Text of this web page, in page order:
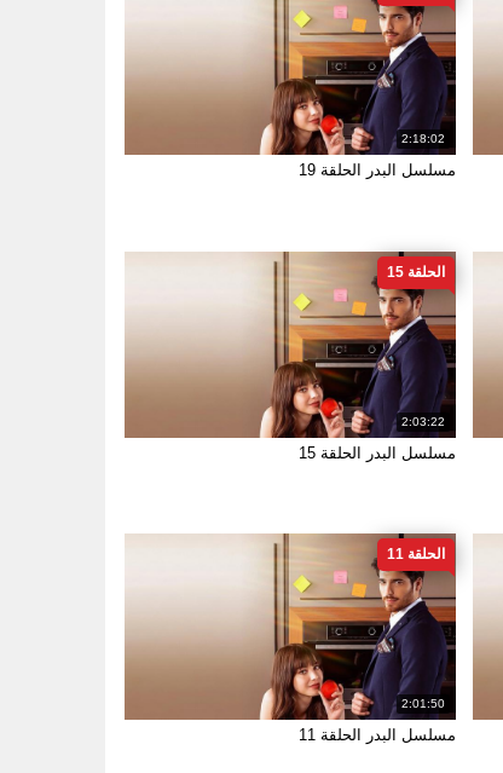
2:18:02
مسلسل البدر الحلقة 19
2:03:22
الحلقة 15
مسلسل البدر الحلقة 15
2:01:50
الحلقة 11
مسلسل البدر الحلقة 11